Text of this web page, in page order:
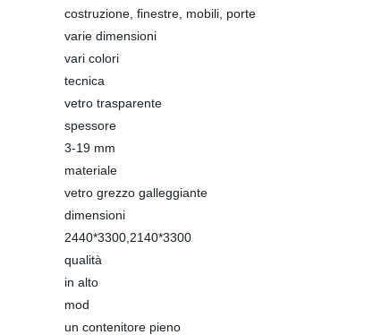
costruzione, finestre, mobili, porte
varie dimensioni
vari colori
tecnica
vetro trasparente
spessore
3-19 mm
materiale
vetro grezzo galleggiante
dimensioni
2440*3300,2140*3300
qualità
in alto
mod
un contenitore pieno